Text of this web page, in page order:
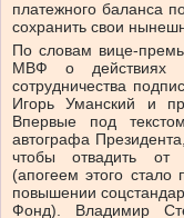
платежного баланса
сохранить свои
По словам вице-
МВФ о действиях
сотрудничества
Игорь Уманский и
Впервые под
автографа
чтобы отвадить от
(апогеем этого
повышении
Фонд). Владимир